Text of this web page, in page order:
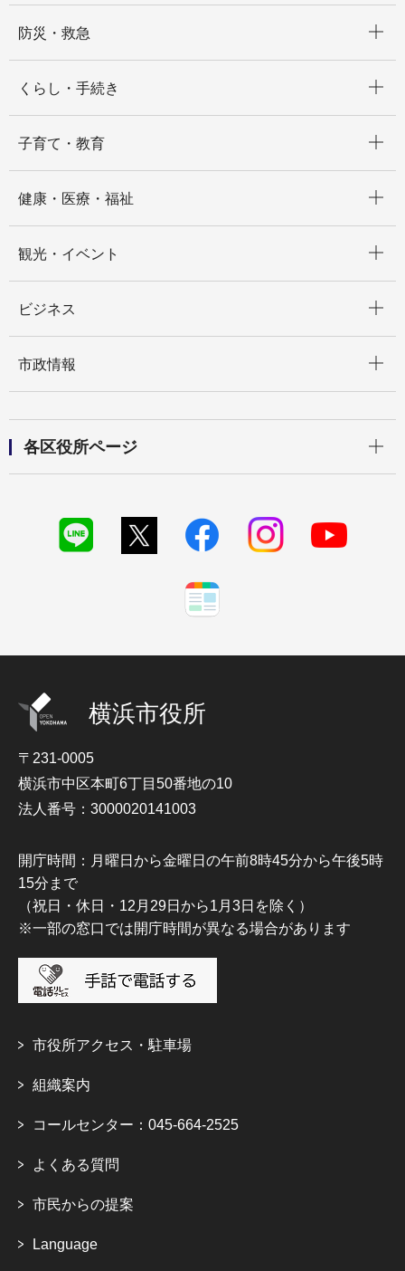
防災・救急
くらし・手続き
子育て・教育
健康・医療・福祉
観光・イベント
ビジネス
市政情報
各区役所ページ
横浜市役所
〒231-0005
横浜市中区本町6丁目50番地の10
法人番号：3000020141003
開庁時間：月曜日から金曜日の午前8時45分から午後5時
15分まで
（祝日・休日・12月29日から1月3日を除く）
※一部の窓口では開庁時間が異なる場合があります
市役所アクセス・駐車場
組織案内
コールセンター：045-664-2525
よくある質問
市民からの提案
Language